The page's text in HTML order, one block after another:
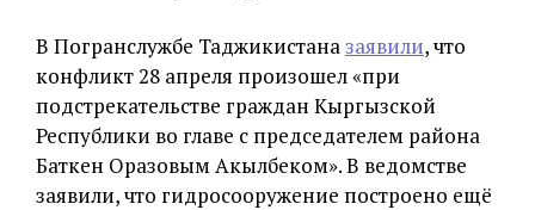
В Погранслужбе Таджикистаназаявили, что
конфликт 28 апреля произошел «при
подстрекательстве граждан Кыргызской
Республики во главе с председателем района
Баткен Оразовым Акылбеком». В ведомстве
заявили, что гидросооружение построено ещё